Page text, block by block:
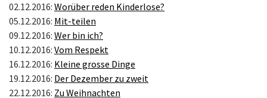
02.12.2016: Worüber reden Kinderlose?
05.12.2016: Mit-teilen
09.12.2016: Wer bin ich?
10.12.2016: Vom Respekt
16.12.2016: Kleine grosse Dinge
19.12.2016: Der Dezember zu zweit
22.12.2016: Zu Weihnachten